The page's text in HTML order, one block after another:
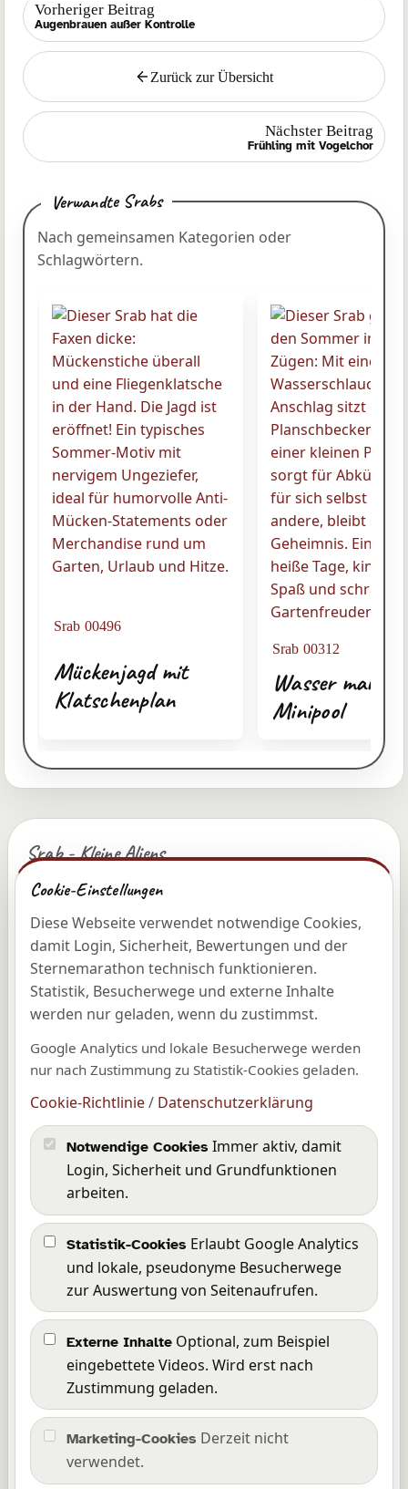
Vorheriger Beitrag
Augenbrauen außer Kontrolle
Zurück
Zurück zur Übersicht
Nächster Beitrag
Frühling mit Vogelchor
Verwandte Srabs
Nach gemeinsamen Kategorien oder
Schlagwörtern.
Srab 00496
Mückenjagd mit
Klatschenplan
Srab 00312
Wasser
Minipool
Srab - Kleine Aliens
Das Mutterschiff der
© 2026 Roman Runge
Entdecken
Shop
Galerie
Kollektionen
Downloads
SrabLog
Über mich
Rechtliches
Impressum
Datenschutz
Barrierefreiheit
Wissensbasis
Cookie-Richtlinie
Cookie-Einstellungen
Kommunikation
Cookie-Einstellungen
Diese Webseite verwendet notwendige Cookies,
damit Login, Sicherheit, Bewertungen und der
Sternemarathon technisch funktionieren.
Statistik, Besucherwege und externe Inhalte
werden nur geladen, wenn du zustimmst.
Google Analytics und lokale Besucherwege werden
nur nach Zustimmung zu Statistik-Cookies geladen.
Cookie-Richtlinie/ Datenschutzerklärung
Notwendige Cookies Immer aktiv, damit
Login, Sicherheit und Grundfunktionen
arbeiten.
Statistik-Cookies Erlaubt Google Analytics
und lokale, pseudonyme Besucherwege
zur Auswertung von Seitenaufrufen.
Externe Inhalte Optional, zum Beispiel
eingebettete Videos. Wird erst nach
Zustimmung geladen.
Marketing-Cookies Derzeit nicht
verwendet.